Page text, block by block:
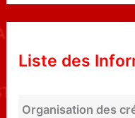
Liste des
Organisation des